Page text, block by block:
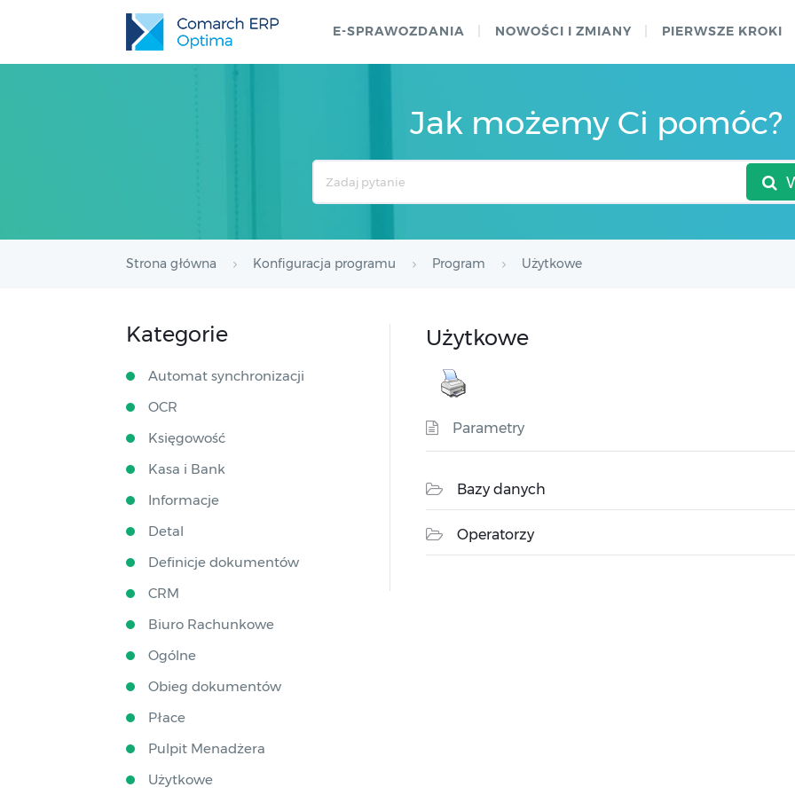
E-SPRAWOZDANIA NOWOŚCI I ZMIANY PIERWSZE KROKI
Jak możemy Ci pomóc?
Strona główna Konfiguracja programu Program Użytkowe
Użytkowe
Parametry
Bazy danych
Operatorzy
Kategorie
Automat synchronizacji
OCR
Księgowość
Kasa i Bank
Informacje
Detal
Definicje dokumentów
CRM
Biuro Rachunkowe
Ogólne
Obieg dokumentów
Płace
Pulpit Menadżera
Użytkowe